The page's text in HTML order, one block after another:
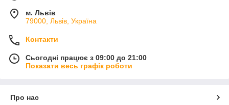
м. Львів
79000, Львів, Україна
Контакти
Сьогодні працює з 09:00 до 21:00
Показати весь графік роботи
Про нас